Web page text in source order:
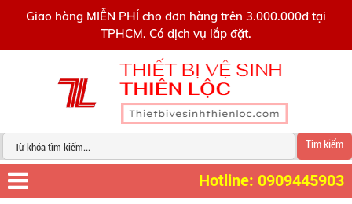
Giao hàng MIỄN PHÍ cho đơn hàng trên 3.000.000đ tại
TPHCM. Có dịch vụ lắp đặt.
Tìm kiếm
Hotline: 0909445903
0909445903